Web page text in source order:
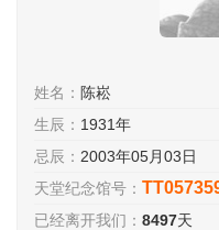
姓名： 陈崧
生辰： 1931年
忌辰： 2003年05月03日
天堂纪念馆号：
已经离开我们： 8497天